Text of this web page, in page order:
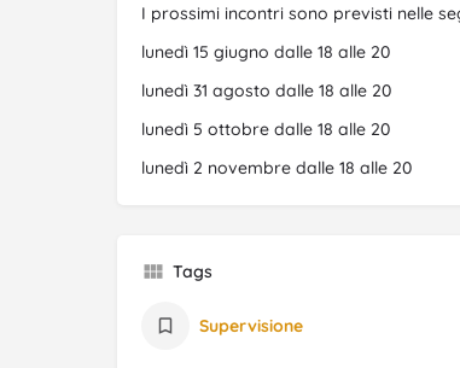
I prossimi incontri sono previsti nelle
lunedì 15 giugno dalle 18 alle 20
lunedì 31 agosto dalle 18 alle 20
lunedì 5 ottobre dalle 18 alle 20
lunedì 2 novembre dalle 18 alle 20
Tags
Supervisione